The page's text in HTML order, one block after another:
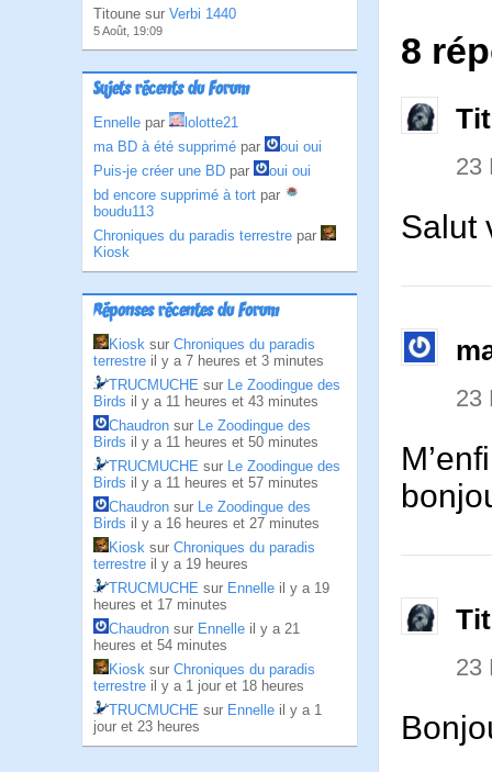
Titoune sur Verbi 1440
5 Août, 19:09
Sujets récents du Forum
Ennelle par
lolotte21
ma BD à été supprimé par
oui oui
Puis-je créer une BD par
oui oui
bd encore supprimé à tort par
boudu113
Chroniques du paradis terrestre par
Kiosk
Réponses récentes du Forum
Kiosk sur Chroniques du paradis
terrestre il y a 7 heures et 3 minutes
TRUCMUCHE sur Le Zoodingue des
Birds il y a 11 heures et 43 minutes
Chaudron sur Le Zoodingue des
Birds il y a 11 heures et 50 minutes
TRUCMUCHE sur Le Zoodingue des
Birds il y a 11 heures et 57 minutes
Chaudron sur Le Zoodingue des
Birds il y a 16 heures et 27 minutes
Kiosk sur Chroniques du paradis
terrestre il y a 19 heures
TRUCMUCHE sur Ennelle il y a 19
heures et 17 minutes
Chaudron sur Ennelle il y a 21
heures et 54 minutes
Kiosk sur Chroniques du paradis
terrestre il y a 1 jour et 18 heures
TRUCMUCHE sur Ennelle il y a 1
jour et 23 heures
8
23
Salut
23
23